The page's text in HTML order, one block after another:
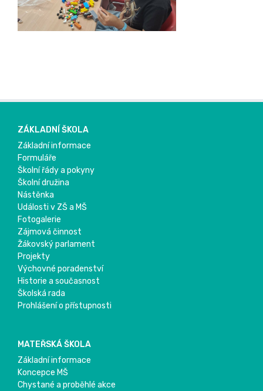
ZÁKLADNÍ ŠKOLA
Základní informace
Formuláře
Školní řády a pokyny
Školní družina
Nástěnka
Události v ZŠ a MŠ
Fotogalerie
Zájmová činnost
Žákovský parlament
Projekty
Výchovné poradenství
Historie a současnost
Školská rada
Prohlášení o přístupnosti
MATEŘSKÁ ŠKOLA
Základní informace
Koncepce MŠ
Chystané a proběhlé akce